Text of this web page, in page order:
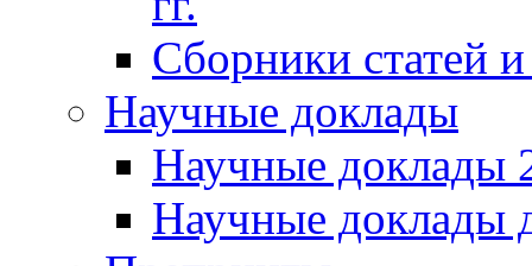
Сборники статей
Научные доклады
Научные доклады
Научные доклады